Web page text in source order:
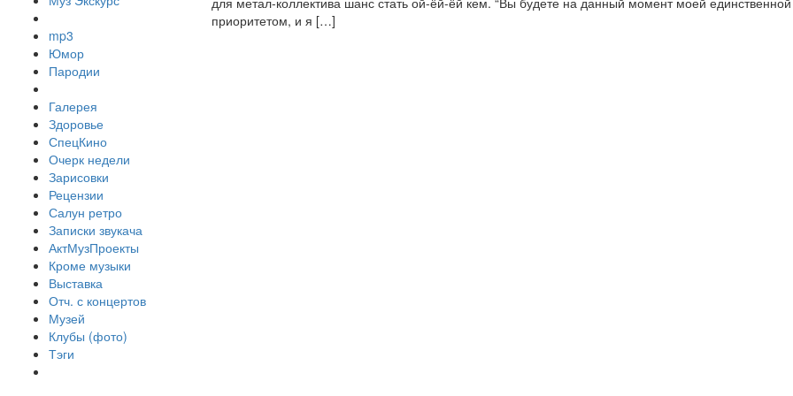
mp3
Юмор
Пародии
Галерея
Здоровье
СпецКино
Очерк недели
Зарисовки
Рецензии
Салун ретро
Записки звукача
АктМузПроекты
Кроме музыки
Выставка
Отч. с концертов
Музей
Клубы (фото)
Тэги
приоритетом, и я […]